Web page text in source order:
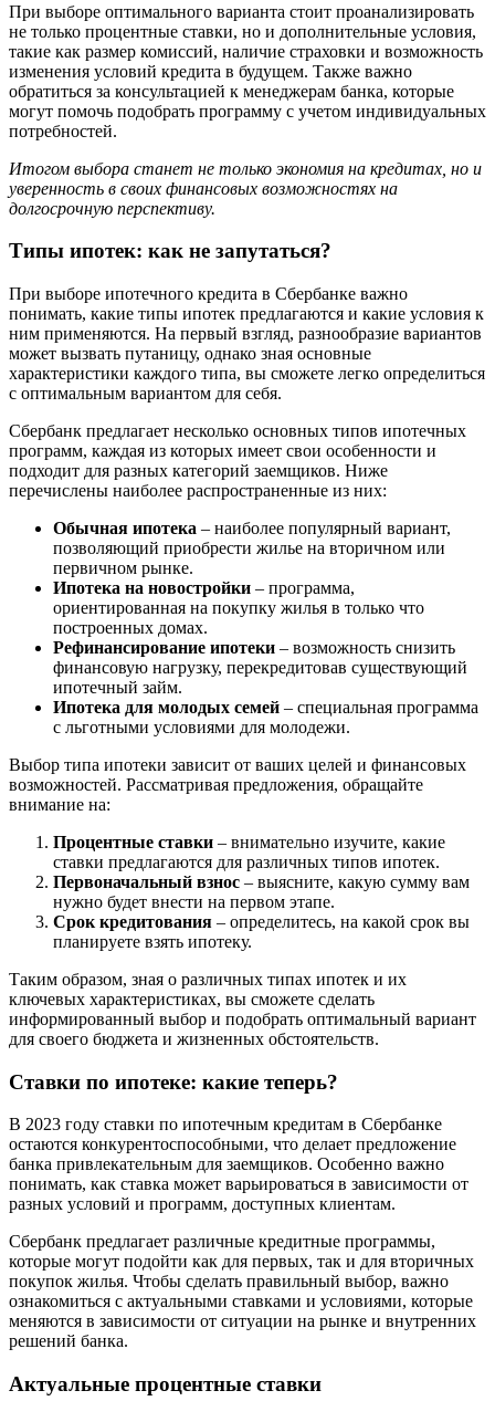
При выборе оптимального варианта стоит проанализировать
не только процентные ставки, но и дополнительные условия,
такие как размер комиссий, наличие страховки и возможность
изменения условий кредита в будущем. Также важно
обратиться за консультацией к менеджерам банка, которые
могут помочь подобрать программу с учетом индивидуальных
потребностей.
Итогом выбора станет не только экономия на кредитах, но и
уверенность в своих финансовых возможностях на
долгосрочную перспективу.
Типы ипотек: как не запутаться?
При выборе ипотечного кредита в Сбербанке важно
понимать, какие типы ипотек предлагаются и какие условия к
ним применяются. На первый взгляд, разнообразие вариантов
может вызвать путаницу, однако зная основные
характеристики каждого типа, вы сможете легко определиться
с оптимальным вариантом для себя.
Сбербанк предлагает несколько основных типов ипотечных
программ, каждая из которых имеет свои особенности и
подходит для разных категорий заемщиков. Ниже
перечислены наиболее распространенные из них:
Обычная ипотека – наиболее популярный вариант,
позволяющий приобрести жилье на вторичном или
первичном рынке.
Ипотека на новостройки – программа,
ориентированная на покупку жилья в только что
построенных домах.
Рефинансирование ипотеки – возможность снизить
финансовую нагрузку, перекредитовав существующий
ипотечный займ.
Ипотека для молодых семей – специальная программа
с льготными условиями для молодежи.
Выбор типа ипотеки зависит от ваших целей и финансовых
возможностей. Рассматривая предложения, обращайте
внимание на:
Процентные ставки – внимательно изучите, какие
ставки предлагаются для различных типов ипотек.
Первоначальный взнос – выясните, какую сумму вам
нужно будет внести на первом этапе.
Срок кредитования – определитесь, на какой срок вы
планируете взять ипотеку.
Таким образом, зная о различных типах ипотек и их
ключевых характеристиках, вы сможете сделать
информированный выбор и подобрать оптимальный вариант
для своего бюджета и жизненных обстоятельств.
Ставки по ипотеке: какие теперь?
В 2023 году ставки по ипотечным кредитам в Сбербанке
остаются конкурентоспособными, что делает предложение
банка привлекательным для заемщиков. Особенно важно
понимать, как ставка может варьироваться в зависимости от
разных условий и программ, доступных клиентам.
Сбербанк предлагает различные кредитные программы,
которые могут подойти как для первых, так и для вторичных
покупок жилья. Чтобы сделать правильный выбор, важно
ознакомиться с актуальными ставками и условиями, которые
меняются в зависимости от ситуации на рынке и внутренних
решений банка.
Актуальные процентные ставки